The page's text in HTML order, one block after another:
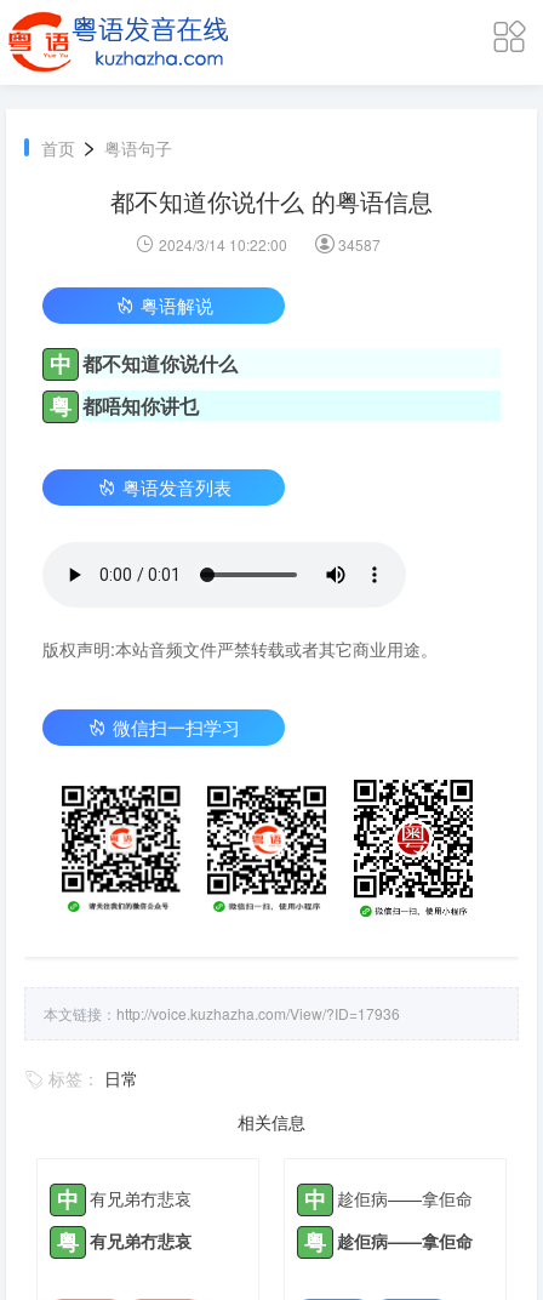
首页 > 粤语句子
都不知道你说什么 的粤语信息
2024/3/14 10:22:00 34587
粤语解说
中 都不知道你说什么
粤 都唔知你讲乜
粤语发音列表
版权声明:本站音频文件严禁转载或者其它商业用途。
微信扫一扫学习
本文链接： http://voice.kuzhazha.com/View/?ID=17936
标签： 日常
相关信息
中 有兄弟冇悲哀
粤 有兄弟冇悲哀
中 趁佢病——拿佢命
粤 趁佢病——拿佢命